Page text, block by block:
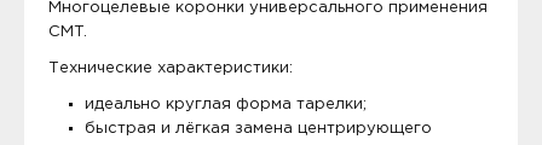
Многоцелевые коронки универсального применения
CMT.
Технические характеристики:
идеально круглая форма тарелки;
быстрая и лёгкая замена центрирующего